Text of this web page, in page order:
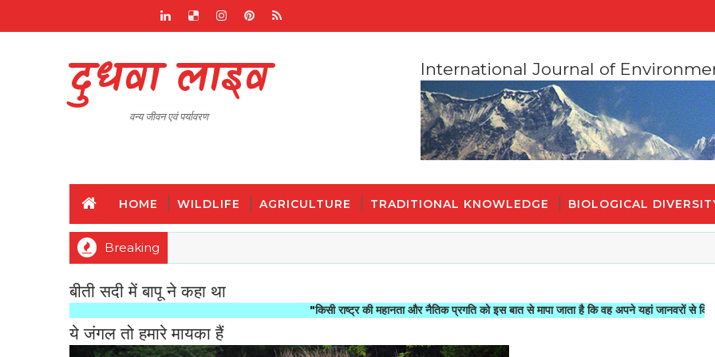
दुधवा लाइव
वन्य जीवन एवं पर्यावरण
International Journal of
HOME WILDLIFE AGRICULTURE TRADITIONAL KNOWLEDGE BIOLOGICAL
Breaking
बीती सदी में बापू ने कहा था
"किसी राष्ट्र की महानता और नैतिक प्रगति को इस बात से मापा जाता है कि वह अपने यहां जानवरों से किस तरह का
ये जंगल तो हमारे मायका हैं